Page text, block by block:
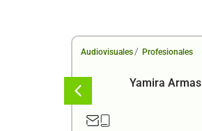
Audiovisuales / Profesionales
Yamira Armas